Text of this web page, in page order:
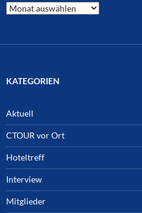
CTOUR
Archiv
KATEGORIEN
Aktuell
CTOUR vor Ort
Hoteltreff
Interview
Mitglieder